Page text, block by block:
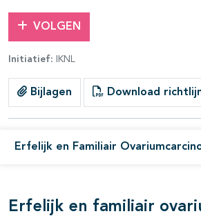
VOLGEN
Initiatief: IKNL
Bijlagen Download
Erfelijk en Familiair
open- en dichtklappen
Erfelijk en familiair